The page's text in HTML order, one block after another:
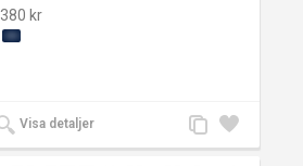
380 kr
Visa detaljer
Lägg
till i
Lägg
till